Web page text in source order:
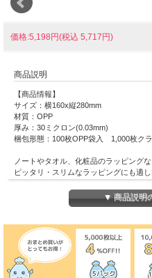
価格:5,198円(税込 5,717円)
商品説明
【商品情報】
サイズ：横160x縦280mm
材質：OPP
厚み：30ミクロン(0.03mm)
梱包形態：100枚OPP袋入 1,000枚ク
ノートやタオル、化粧品のラッピング
ピッタリ・スリムなラッピングにも適し
▼ 商品説明